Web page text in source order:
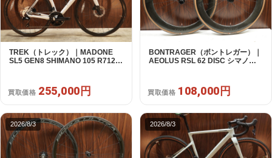
TREK（トレック）｜MADONE
SL5 GEN8 SHIMANO 105 R7120
買取価格 255,000円
BONTRAGER（ボントレガー）｜
AEOLUS RSL 62 DISC シマノフ
買取価格 108,000円
2026/8/3 2026/8/3